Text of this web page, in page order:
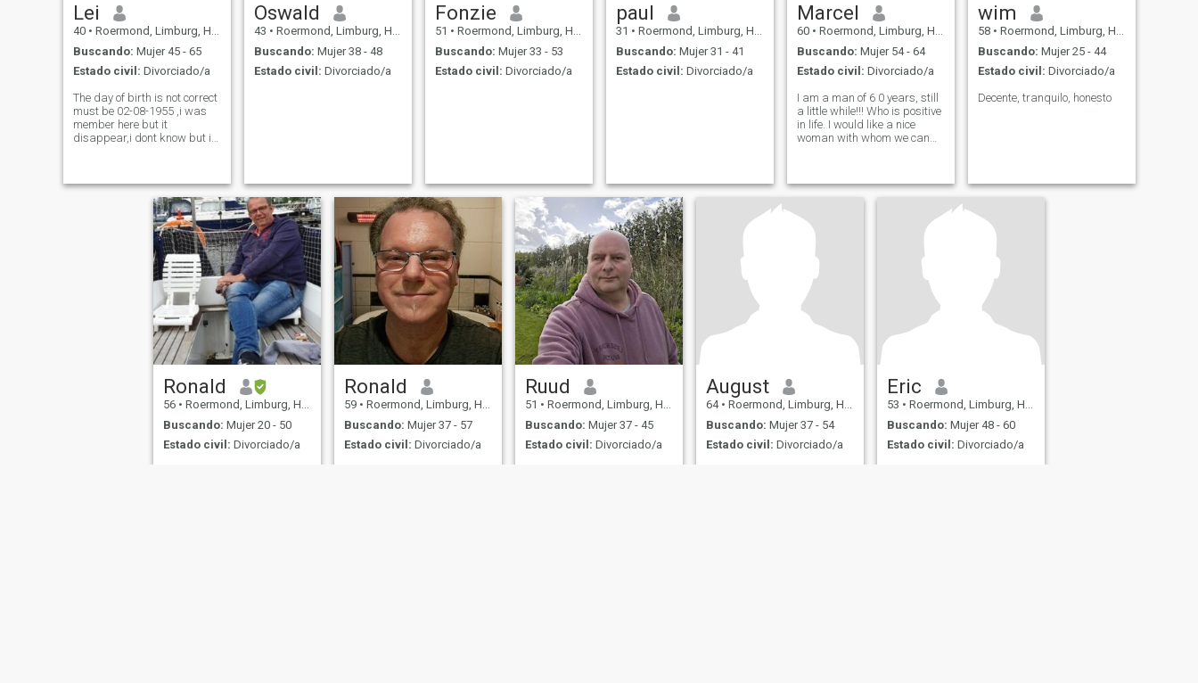
Lei
40 • Roermond, Limburg, Holanda
Buscando: Mujer 45 - 65
Estado civil: Divorciado/a
The day of birth is not correct
must be 02-08-1955 ,i was
member here but it
disappear,i dont know but i
at 40-65 years ,am retired
and my daughter took over
Oswald
43 • Roermond, Limburg, Holanda
Buscando: Mujer 38 - 48
Estado civil: Divorciado/a
Fonzie
51 • Roermond, Limburg, Holanda
Buscando: Mujer 33 - 53
Estado civil: Divorciado/a
paul
31 • Roermond, Limburg, Holanda
Buscando: Mujer 31 - 41
Estado civil: Divorciado/a
Marcel
60 • Roermond, Limburg, Holanda
Buscando: Mujer 54 - 64
Estado civil: Divorciado/a
I am a man of 6 0 years, still
a little while!!! Who is positive
in life. I would like a nice
woman with whom we can
wim
58 • Roermond, Limburg, Holanda
Buscando: Mujer 25 - 44
Estado civil: Divorciado/a
Decente, tranquilo, honesto
Ronald
56 • Roermond, Limburg, Holanda
Buscando: Mujer 20 - 50
Estado civil: Divorciado/a
Ronald
59 • Roermond, Limburg, Holanda
Buscando: Mujer 37 - 57
Estado civil: Divorciado/a
Ruud
51 • Roermond, Limburg, Holanda
Buscando: Mujer 37 - 45
Estado civil: Divorciado/a
August
64 • Roermond, Limburg, Holanda
Buscando: Mujer 37 - 54
Estado civil: Divorciado/a
Eric
53 • Roermond, Limburg, Holanda
Buscando: Mujer 48 - 60
Estado civil: Divorciado/a